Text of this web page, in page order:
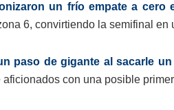
un frío empate a cero
6, convirtiendo la semifinal en
paso de gigante al sacarle
con una posible